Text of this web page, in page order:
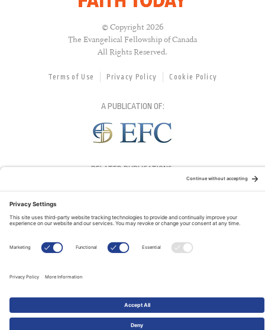
© Copyright 2026
The Evangelical Fellowship of Canada
All Rights Reserved.
Terms of Use Privacy Policy Cookie Policy
A PUBLICATION OF:
RELATED PUBLICATIONS: